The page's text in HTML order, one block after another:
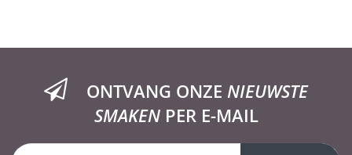
ONTVANG ONZE NIEUWSTE
SMAKENPER E-MAIL